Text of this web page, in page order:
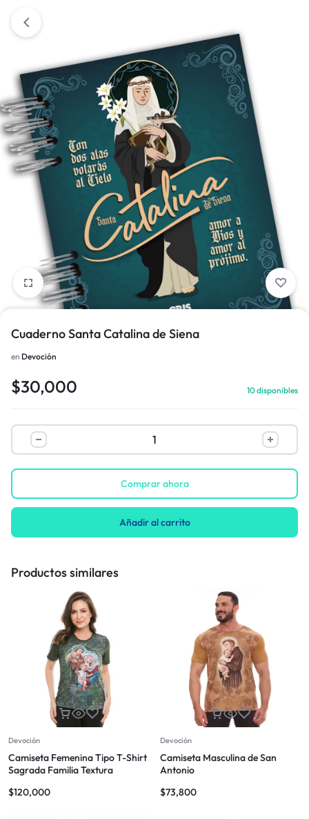
Cuaderno Santa Catalina de Siena
en Devoción
$30,000 10 disponibles
Añadir al carrito
Comprar ahora
Productos similares
Devoción
Camiseta Femenina Tipo T-Shirt
Sagrada Familia Textura
$120,000
Devoción
Camiseta Masculina de San
Antonio
$73,800